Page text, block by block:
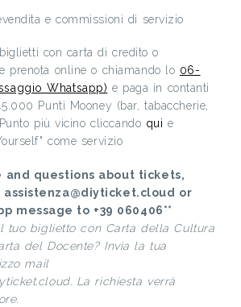
e commissioni di servizio
con carta di credito o
prenota online o chiamando lo 06-
Whatsapp) e paga in contanti
Punti Mooney (bar, tabaccherie,
più vicino cliccando qui e
come servizio
and questions about tickets,
or
message to +39 060406**
tuo biglietto con Carta della Cultura
del Docente? Invia la tua
mail
La richiesta verrà